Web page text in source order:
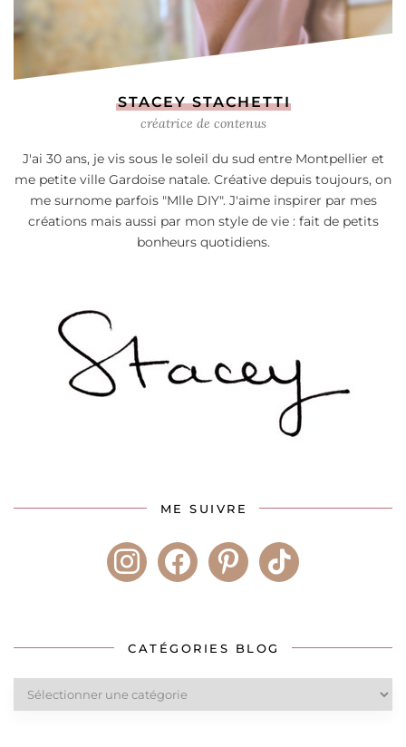
STACEY STACHETTI
créatrice de contenus
J'ai 30 ans, je vis sous le soleil du sud entre Montpellier et
me petite ville Gardoise natale. Créative depuis toujours, on
me surnome parfois "Mlle DIY". J'aime inspirer par mes
créations mais aussi par mon style de vie : fait de petits
bonheurs quotidiens.
ME SUIVRE
instagramfacebookpinteresttiktok
CATÉGORIES BLOG
blog